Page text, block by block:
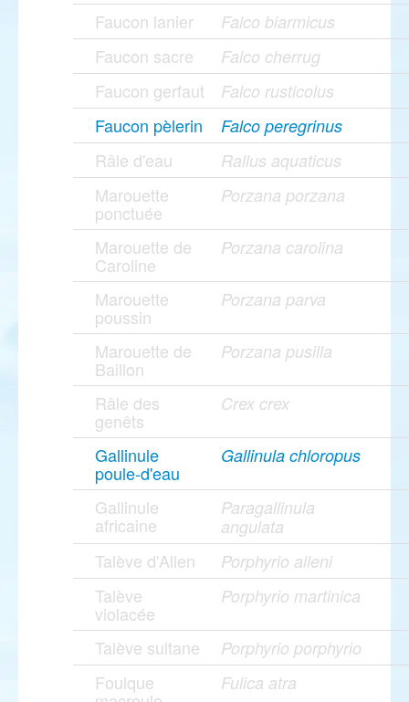
Faucon lanier Falco biarmicus
Faucon sacre Falco cherrug
Faucon gerfaut Falco rusticolus
Faucon pèlerin Falco peregrinus
Râle d'eau Rallus aquaticus
Marouette
ponctuée
Porzana porzana
Marouette de
Caroline
Porzana carolina
Marouette
poussin
Porzana parva
Marouette de
Baillon
Porzana pusilla
Râle des
genêts
Crex crex
Gallinule
poule-d'eau
Gallinula chloropus
Gallinule
africaine
Paragallinula
angulata
Talève d'Allen Porphyrio alleni
Talève
violacée
Porphyrio martinica
Talève sultane Porphyrio porphyrio
Foulque Fulica atra